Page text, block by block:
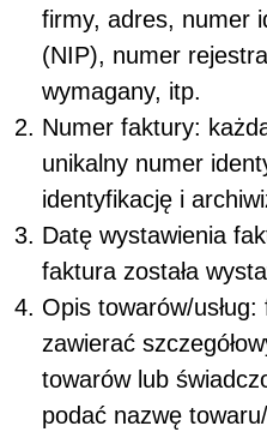
firmy, adres, numer
(NIP), numer
wymagany, itp.
Numer faktury:
unikalny numer
identyfikację i
Datę wystawienia
faktura została
Opis towarów/
zawierać
towarów lub
podać nazwę